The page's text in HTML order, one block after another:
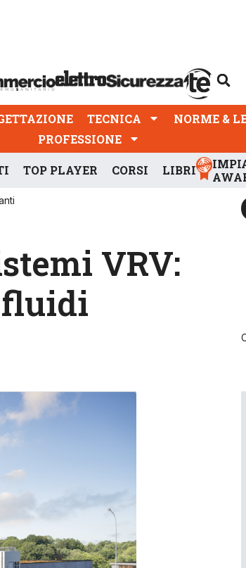
TECNICA NORME &
PROFESSIONE
TOP PLAYER CORSI LIBRI
VRV:
fluidi